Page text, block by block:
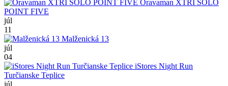
Oravaman XTRI SOLO
POINT FIVE
júl
11
Malženická 13
júl
04
iStores Night Run
Turčianske Teplice